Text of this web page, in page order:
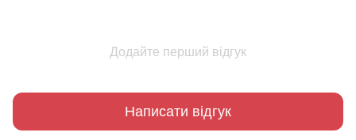
Додайте перший відгук
Написати відгук